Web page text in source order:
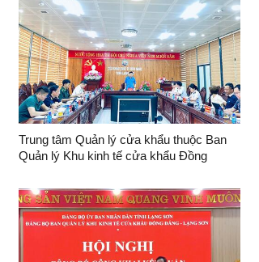
Đăng-Lạng Sơn
Trung tâm Quản lý cửa khẩu thuộc Ban
Quản lý Khu kinh tế cửa khẩu Đồng
định kỳ tháng 6/2026 tại cửa khẩu quốc tế
Hữu Nghị